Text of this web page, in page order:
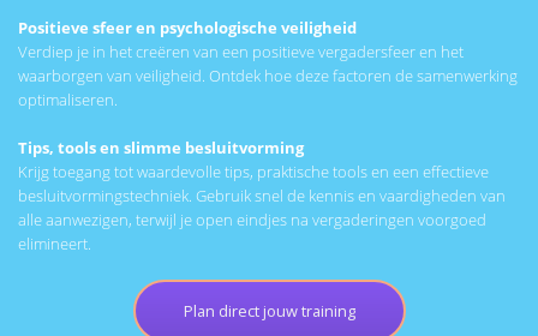
Positieve sfeer en psychologische veiligheid
Verdiep je in het creëren van een positieve vergadersfeer en het
waarborgen van veiligheid. Ontdek hoe deze factoren de samenwerking
optimaliseren.
Tips, tools en slimme besluitvorming
Krijg toegang tot waardevolle tips, praktische tools en een effectieve
besluitvormingstechniek. Gebruik snel de kennis en vaardigheden van
alle aanwezigen, terwijl je open eindjes na vergaderingen voorgoed
elimineert.
Plan direct jouw training